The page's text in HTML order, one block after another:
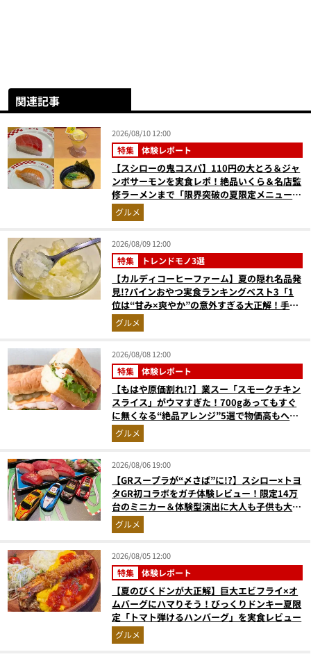
関連記事
2026/08/10 12:00
特集 体験レポート
【スシローの鬼コスパ】110円の大とろ＆ジャ
ンボサーモンを実食レポ！絶品いくら＆名店監
修ラーメンまで「限界突破の夏限定メニュー」
12品
グルメ
2026/08/09 12:00
特集 トレンドモノ3選
【カルディコーヒーファーム】夏の隠れ名品発
見!?パインおやつ実食ランキングベスト3「1
位は“甘み×爽やか”の意外すぎる大正解！手が
止まらない『かりんとう』」
グルメ
2026/08/08 12:00
特集 体験レポート
【もはや原価割れ!?】業スー「スモークチキン
スライス」がウマすぎた！700gあってもすぐ
に無くなる“絶品アレンジ”5選で物価高もへっ
ちゃら
グルメ
2026/08/06 19:00
【GRスープラが“〆さば”に!?】スシロー×トヨ
タGR初コラボをガチ体験レビュー！限定14万
台のミニカー＆体験型演出に大人も子供も大興
奮間違いなし
グルメ
2026/08/05 12:00
特集 体験レポート
【夏のびくドンが大正解】巨大エビフライ×オ
ムバーグにハマりそう！びっくりドンキー夏限
定「トマト弾けるハンバーグ」を実食レビュー
グルメ